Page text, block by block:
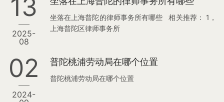
13
2025-
08
坐落在上海普陀的律师事务所有哪些 相关推荐： 1，
上海普陀区律师事务所
02
2024-
普陀桃浦劳动局在哪个位置
普陀桃浦劳动局在哪个位置